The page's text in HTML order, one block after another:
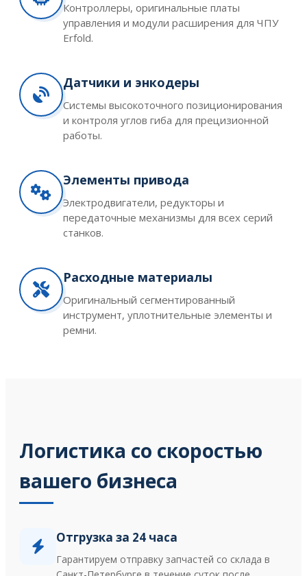
Контроллеры, оригинальные платы
управления и модули расширения для ЧПУ
Erfold.
Датчики и энкодеры
Системы высокоточного позиционирования
и контроля углов гиба для прецизионной
работы.
Элементы привода
Электродвигатели, редукторы и
передаточные механизмы для всех серий
станков.
Расходные материалы
Оригинальный сегментированный
инструмент, уплотнительные элементы и
ремни.
Логистика со скоростью
вашего бизнеса
Отгрузка за 24 часа
Гарантируем отправку запчастей со склада в